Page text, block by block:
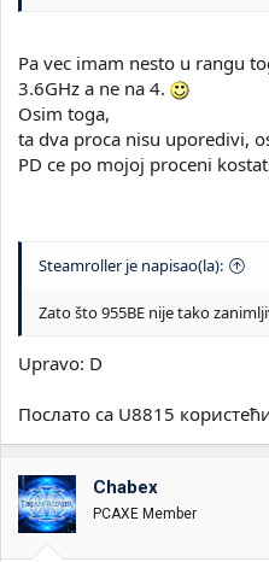
Pa vec imam nesto u rangu
3.6GHz a ne na 4.
Osim toga,
ta dva proca nisu uporedivi,
PD ce po mojoj proceni
Steamroller je napisao(la):
Zato što 955BE nije tako
Upravo: D
Послато са U8815
Chabex
PCAXE Member